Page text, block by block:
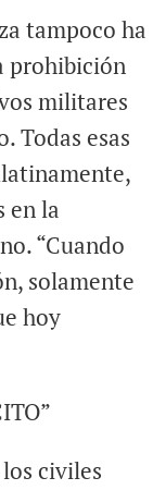
tampoco ha
prohibición
militares
Todas esas
en la
“Cuando
solamente
hoy
civiles